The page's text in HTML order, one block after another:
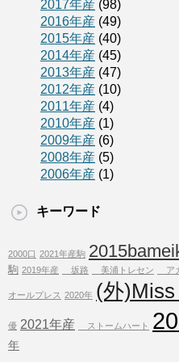
2017年産 (98)
2016年産 (49)
2015年産 (40)
2014年産 (45)
2013年産 (47)
2012年産 (10)
2011年産 (4)
2010年産 (1)
2009年産 (6)
2008年産 (5)
2006年産 (1)
キーワード
2000口 2021年産駒
駒 2019年産 坂路 美浦トレセン ア
オールプレス 2020年 (外
優 2021年産 ストームハート
年